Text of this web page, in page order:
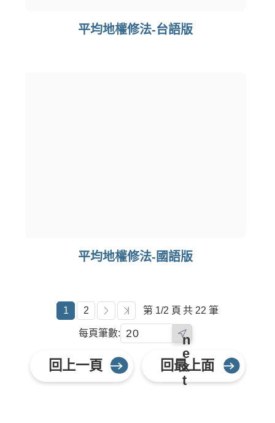
平均地權修法-台語版
平均地權修法-國語版
1 2 第 1/2 頁 共 22 筆
每頁筆數:
n
e
x
t
回上一頁 回最上面